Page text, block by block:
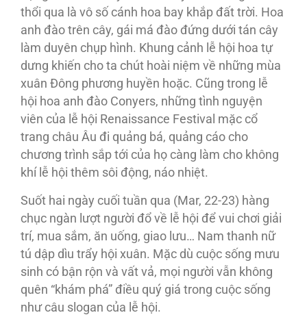
thổi qua là vô số cánh hoa bay khắp đất trời. Hoa
anh đào trên cây, gái má đào đứng dưới tán cây
làm duyên chụp hình. Khung cảnh lễ hội hoa tự
dưng khiến cho ta chút hoài niệm về những mùa
xuân Đông phương huyền hoặc. Cũng trong lễ
hội hoa anh đào Conyers, những tình nguyện
viên của lễ hội Renaissance Festival mặc cổ
trang châu Âu đi quảng bá, quảng cáo cho
chương trình sắp tới của họ càng làm cho không
khí lễ hội thêm sôi động, náo nhiệt.
Suốt hai ngày cuối tuần qua (Mar, 22-23) hàng
chục ngàn lượt người đổ về lễ hội để vui chơi giải
trí, mua sắm, ăn uống, giao lưu… Nam thanh nữ
tú dập dìu trẩy hội xuân. Mặc dù cuộc sống mưu
sinh có bận rộn và vất vả, mọi người vẫn không
quên “khám phá” điều quý giá trong cuộc sống
như câu slogan của lễ hội.